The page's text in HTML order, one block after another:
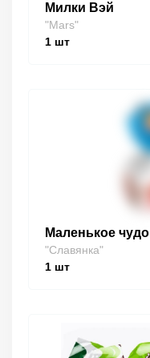
Милки Вэй
"Mars"
1 шт
Маленькое чудо
"Славянка"
1 шт